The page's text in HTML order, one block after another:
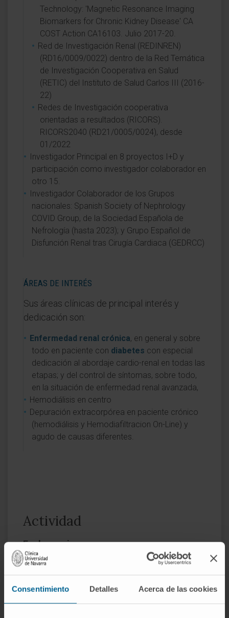
Consentimiento Detalles Acerca de las cookies
Technology: 'Magnetic Resonance Imaging
Biomarkers for Chronic Kidney Disease' CA
COST Action CA16103. Julio 2017-20.
Red de Investigación Renal (REDINREN)
(RD16/0009/0022) dentro de la Red Temática
de Investigación Cooperativa en Salud
(RETIC) del Instituto de Salud Carlos III (2016-
22)
Redes de Investigación cooperativa
orientadas a resultados (RICORS).
RICORS2040 (RD21/0005/0024), desde
01/2022
Investigador Principal en 8 proyectos I+D y
participación como investigador colaborador en
otro 15.
Investigador Colaborador de los Grupos
nacionales: Spanish Society of Nephrology
COVID Group, de la Sociedad Española de
Nefrología (hasta 2023); y Grupo Español de
Disfunción Renal tras Cirugía Cardiaca (GEDRCC)
ÁREAS DE INTERÉS
Sus áreas clínicas de principal interés y
dedicación son:
Enfermedad renal crónica, en general y sobre
todo en paciente con diabetes con especial
dedicación al abordaje cardio-renal en todas las
etapas; y del control de síntomas, sobre todo,
en la situación de enfermedad renal avanzada,
Hemodiálisis en centro
Depuración extracorpórea en paciente crónico
(hemodiálisis y Hemodiafiltracion On-Line) y
agudo de causas diferentes.
Actividad
En docencia
Profesor Titular acreditado por la Agencia
Acreditación (ANECA) en 2023 y Profesor